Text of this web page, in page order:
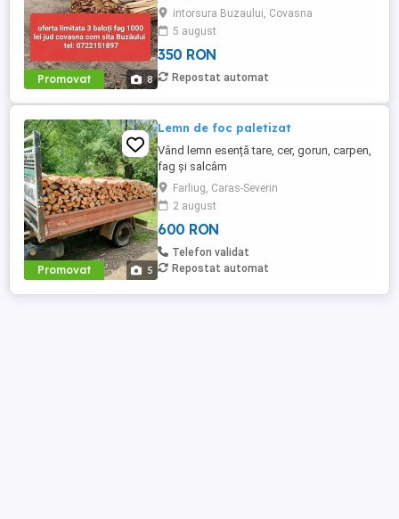
Promovat 8
și 1 m lățime și 50 cm înălțime la oferta 3
baloți la doar 1000 lei. Avem și pachet
cuburi 1.5 m x 1m x 1m la 550 lei. Avem si
inima fag 3 m x 70 cm x 80 cm la 900 lei.
Avem buștean fag la 500 lei metru cub.
Județul ...
intorsura Buzaului, Covasna
5 august
350 RON
Repostat automat
Promovat 5
Lemn de foc paletizat
Vând lemn esență tare, cer, gorun, carpen,
fag și salcâm
Farliug, Caras-Severin
2 august
600 RON
Telefon validat
Repostat automat